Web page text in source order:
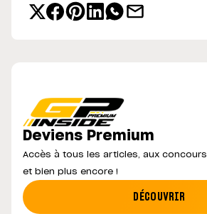
Deviens Premium
Accès à tous les articles, aux concours
et bien plus encore !
DÉCOUVRIR